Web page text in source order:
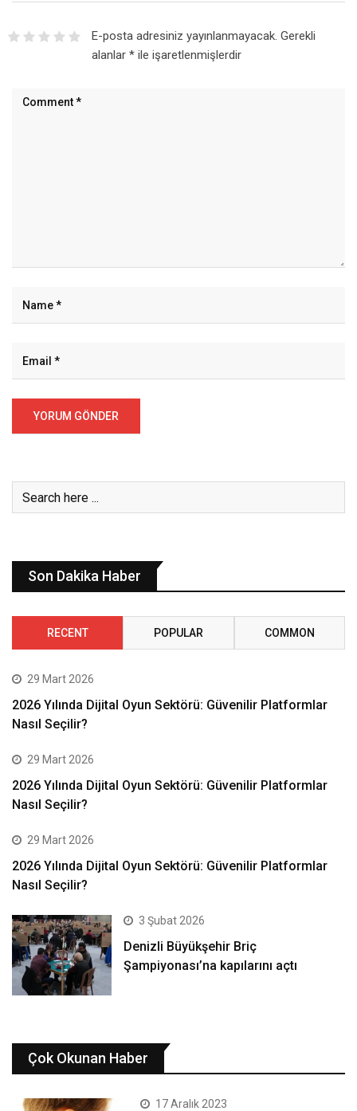
E-posta adresiniz yayınlanmayacak. Gerekli
alanlar *ile işaretlenmişlerdir
Son Dakika Haber
RECENT POPULAR COMMON
29 Mart 2026
2026 Yılında Dijital Oyun Sektörü: Güvenilir Platformlar
Nasıl Seçilir?
29 Mart 2026
2026 Yılında Dijital Oyun Sektörü: Güvenilir Platformlar
Nasıl Seçilir?
29 Mart 2026
2026 Yılında Dijital Oyun Sektörü: Güvenilir Platformlar
Nasıl Seçilir?
3 Şubat 2026
Denizli Büyükşehir Briç
Şampiyonası’na kapılarını açtı
Çok Okunan Haber
17 Aralık 2023